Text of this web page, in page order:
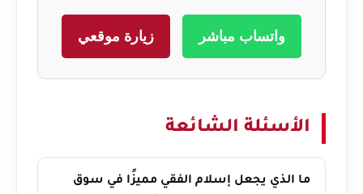
واتساب مباشر زيارة موقعي
الأسئلة الشائعة
ما الذي يجعل إسلام الفقي مميزًا في سوق